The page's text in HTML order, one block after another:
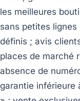
les meilleures
sans petites
définis ; avis
places de marché
absence de
garantie inférieure